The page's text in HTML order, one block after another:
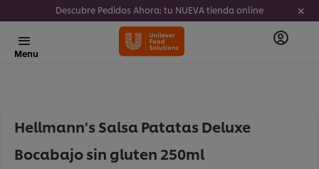
Descubre Pedidos Ahora: tu NUEVA tienda online
Menu
Hellmann's Salsa Patatas Deluxe
Bocabajo sin gluten 250ml